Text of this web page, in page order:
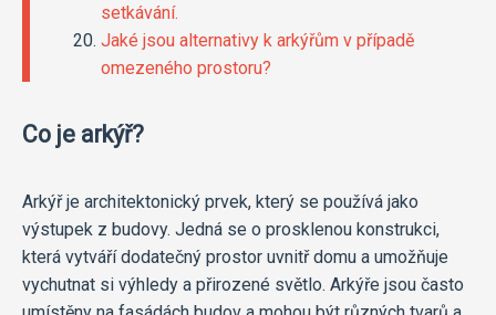
setkávání.
Jaké jsou alternativy k arkýřům v případě
omezeného prostoru?
Co je arkýř?
Arkýř je architektonický prvek, který se používá jako
výstupek z budovy. Jedná se o prosklenou konstrukci,
která vytváří dodatečný prostor uvnitř domu a umožňuje
vychutnat si výhledy a přirozené světlo. Arkýře jsou často